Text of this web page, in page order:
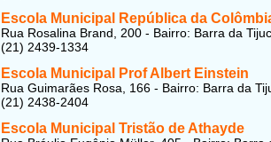
Escola Municipal República da
Rua Rosalina Brand, 200 - Bairro: Barra da
(21) 2439-1334
Escola Municipal Prof Albert Einstein
Rua Guimarães Rosa, 166 - Bairro: Barra da
(21) 2438-2404
Escola Municipal Tristão de Athayde